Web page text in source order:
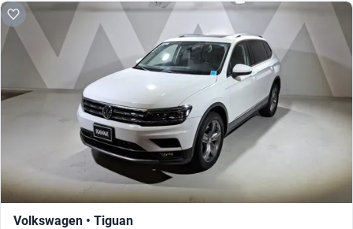
Volkswagen • Tiguan